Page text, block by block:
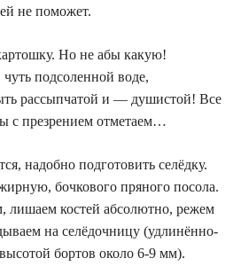
не поможет.
Но не абы какую!
подсоленной воде,
рассыпчатой и — душистой! Все
с презрением отметаем…
надобно подготовить селёдку.
бочкового пряного посола.
лишаем костей абсолютно, режем
на селёдочницу (удлинённо-
бортов около 6-9 мм).